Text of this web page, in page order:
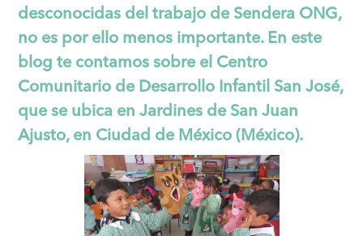
desconocidas del trabajo de Sendera ONG,
no es por ello menos importante. En este
blog te contamos sobre el Centro
Comunitario de Desarrollo Infantil San José,
que se ubica en Jardines de San Juan
Ajusto, en Ciudad de México (México).